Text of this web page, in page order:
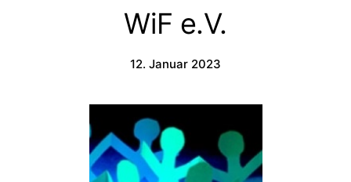
WiF e.V.
12. Januar 2023